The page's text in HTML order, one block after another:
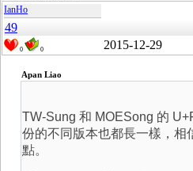
IanHo
49
0 0 2015-12-29
Apan Liao
TW-Sung 和 MOESong 的
份的不同版本也都長一樣，相
點。